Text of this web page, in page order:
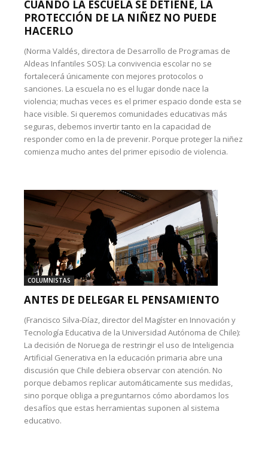
CUANDO LA ESCUELA SE DETIENE, LA
PROTECCIÓN DE LA NIÑEZ NO PUEDE
HACERLO
(Norma Valdés, directora de Desarrollo de Programas de
Aldeas Infantiles SOS): La convivencia escolar no se
fortalecerá únicamente con mejores protocolos o
sanciones. La escuela no es el lugar donde nace la
violencia; muchas veces es el primer espacio donde esta se
hace visible. Si queremos comunidades educativas más
seguras, debemos invertir tanto en la capacidad de
responder como en la de prevenir. Porque proteger la niñez
comienza mucho antes del primer episodio de violencia.
COLUMNISTAS
ANTES DE DELEGAR EL PENSAMIENTO
(Francisco Silva-Díaz, director del Magíster en Innovación y
Tecnología Educativa de la Universidad Autónoma de Chile):
La decisión de Noruega de restringir el uso de Inteligencia
Artificial Generativa en la educación primaria abre una
discusión que Chile debiera observar con atención. No
porque debamos replicar automáticamente sus medidas,
sino porque obliga a preguntarnos cómo abordamos los
desafíos que estas herramientas suponen al sistema
educativo.